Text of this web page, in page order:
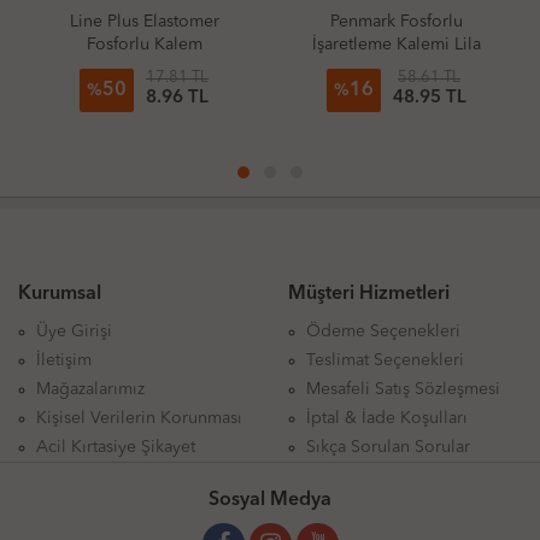
Line Plus Elastomer
Fosforlu Kalem
%50
17.81 TL
8.96 TL
Penmark Fosforlu
İşaretleme Kalemi Lila
%16
58.61 TL
48.95 TL
Kurumsal
Üye Girişi
İletişim
Mağazalarımız
Kişisel Verilerin Korunması
Acil Kırtasiye Şikayet
Müşteri Hizmetleri
Ödeme Seçenekleri
Teslimat Seçenekleri
Mesafeli Satış Sözleşmesi
İptal & İade Koşulları
Sıkça Sorulan Sorular
Sosyal Medya